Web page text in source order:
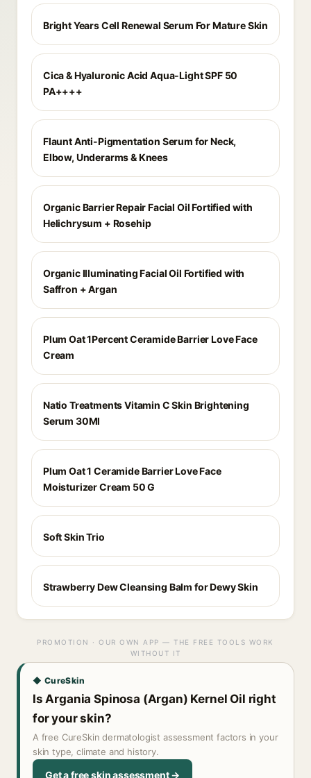
Bright Years Cell Renewal Serum For Mature Skin
Cica & Hyaluronic Acid Aqua-Light SPF 50
PA++++
Flaunt Anti-Pigmentation Serum for Neck,
Elbow, Underarms & Knees
Organic Barrier Repair Facial Oil Fortified with
Helichrysum + Rosehip
Organic Illuminating Facial Oil Fortified with
Saffron + Argan
Plum Oat 1Percent Ceramide Barrier Love Face
Cream
Natio Treatments Vitamin C Skin Brightening
Serum 30Ml
Plum Oat 1 Ceramide Barrier Love Face
Moisturizer Cream 50 G
Soft Skin Trio
Strawberry Dew Cleansing Balm for Dewy Skin
PROMOTION · OUR OWN APP — THE FREE TOOLS WORK
WITHOUT IT
◆ CureSkin
Is Argania Spinosa (Argan) Kernel Oil right
for your skin?
A free CureSkin dermatologist assessment factors in your
skin type, climate and history.
Get a free skin assessment →